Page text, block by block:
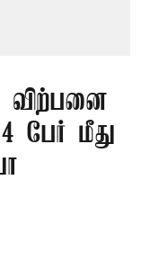
விற்பனை
4 பேர் மீது